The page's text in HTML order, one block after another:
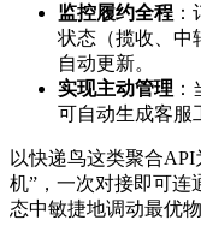
监控履约全程
状态（揽收、中
自动更新。
实现主动管理
可自动生成客服
以快递鸟这类聚合API
机” ，一次对接即可
态中敏捷地调动最优